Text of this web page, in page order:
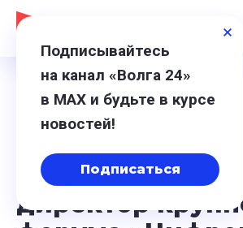
15 мая 2026, 12:50
Интервью:
программный
директор
Подписывайтесь
на канал «Волга 24»
в МАХ и будьте в курсе
новостей!
Подписаться